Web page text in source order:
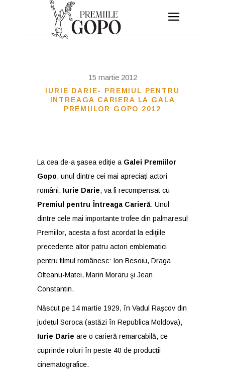
15 martie 2012
IURIE DARIE- PREMIUL PENTRU
INTREAGA CARIERA LA GALA
PREMIILOR GOPO 2012
La cea de-a șasea ediție a Galei Premiilor
Gopo, unul dintre cei mai apreciaţi actori
români, Iurie Darie, va fi recompensat cu
Premiul pentru Întreaga Carieră. Unul
dintre cele mai importante trofee din palmaresul
Premiilor, acesta a fost acordat la ediţiile
precedente altor patru actori emblematici
pentru filmul românesc: Ion Besoiu, Draga
Olteanu-Matei, Marin Moraru şi Jean
Constantin.
Născut pe 14 martie 1929, în Vadul Rașcov din
județul Soroca (astăzi în Republica Moldova),
Iurie Darie are o carieră remarcabilă, ce
cuprinde roluri în peste 40 de producții
cinematografice.